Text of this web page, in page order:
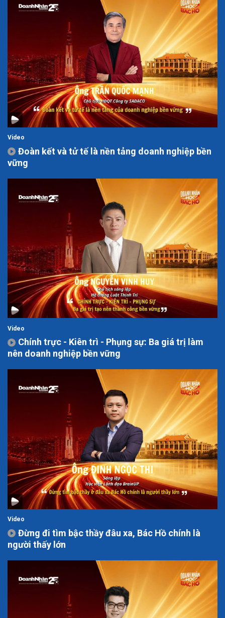
Video
Đoàn kết và tử tế là nền tảng doanh nghiệp bền
vững
Video
Chính trực - Kiên trì - Phụng sự: Ba giá trị làm
nên doanh nghiệp bền vững
Video
Đừng đi tìm bậc thầy đâu xa, Bác Hồ chính là
người thấy lớn